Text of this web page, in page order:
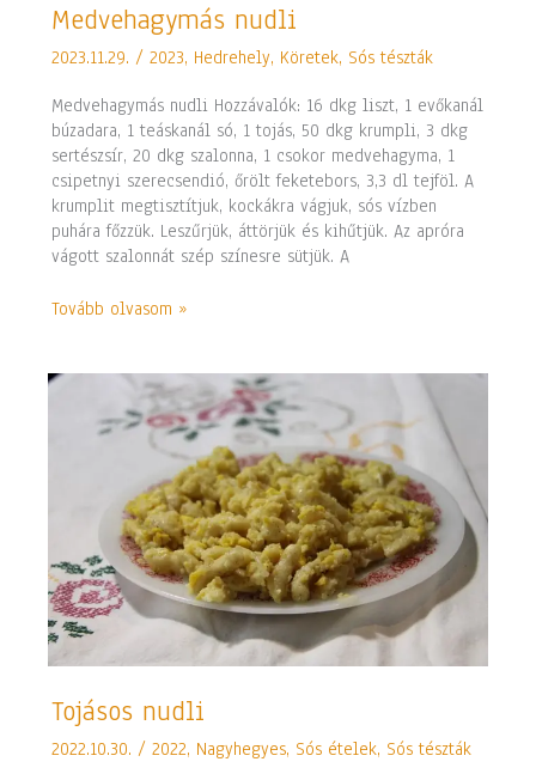
Medvehagymás nudli
2023.11.29./2023, Hedrehely, Köretek, Sós tészták
Medvehagymás nudli Hozzávalók: 16 dkg liszt, 1 evőkanál
búzadara, 1 teáskanál só, 1 tojás, 50 dkg krumpli, 3 dkg
sertészsír, 20 dkg szalonna, 1 csokor medvehagyma, 1
csipetnyi szerecsendió, őrölt feketebors, 3,3 dl tejföl. A
krumplit megtisztítjuk, kockákra vágjuk, sós vízben
puhára főzzük. Leszűrjük, áttörjük és kihűtjük. Az apróra
vágott szalonnát szép színesre sütjük. A
Medvehagymás
Tovább olvasom »
Tojásos nudli
2022.10.30./2022, Nagyhegyes, Sós ételek, Sós tészták
Tojásos
nudli